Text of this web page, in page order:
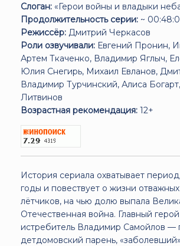
Слоган: «Герои войны и владыки
Продолжительность серии: ~
Режиссёр: Дмитрий Черкасов
Роли озвучивали: Евгений Пронин,
Артем Ткаченко, Владимир Яглыч,
Юлия Снегирь, Михаил Евланов,
Владимир Турчинский, Алиса
Литвинов
Возрастная рекомендация: 12+
История сериала охватывает
годы и повествует о жизни
лётчиков, на чью долю выпала
Отечественная война. Главный
истребитель Владимир Самойлов —
детдомовский парень,